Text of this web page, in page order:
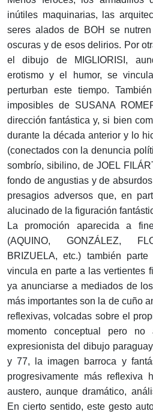
inútiles maquinarias, las
seres alados de BOH se
oscuras y de esos delirios. Por
el dibujo de MIGLIORISI,
erotismo y el humor, se
perturban este tiempo.
imposibles de SUSANA
dirección fantástica y, si bien
durante la década anterior y lo
(conectados con la denuncia
sombrío, sibilino, de JOEL
fondo de angustias y de
presagios adversos que, en
alucinado de la figuración
La promoción aparecida a
(AQUINO, GONZÁLEZ,
BRIZUELA, etc.) también
vincula en parte a las vertientes
ya anunciarse a mediados de
más importantes son la de cuño
reflexivas, volcadas sobre el
momento conceptual pero no
expresionista del dibujo
y 77, la imagen barroca y
progresivamente más reflexiva
austero, aunque dramático,
En cierto sentido, este gesto